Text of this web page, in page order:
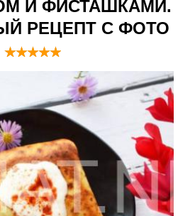
И ФИСТАШКАМИ.
РЕЦЕПТ С ФОТО